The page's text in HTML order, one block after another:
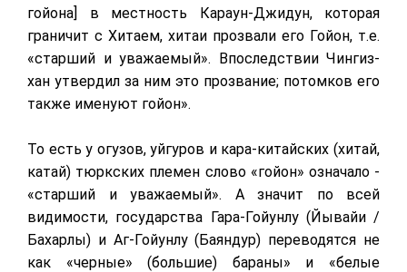
гойона] в местность Караун-Джидун, которая
граничит с Хитаем, хитаи прозвали его Гойон, т.е.
«старший и уважаемый». Впоследствии Чингиз-
хан утвердил за ним это прозвание; потомков его
также именуют гойон».
То есть у огузов, уйгуров и кара-китайских (хитай,
катай) тюркских племен слово «гойон» означало -
«старший и уважаемый». А значит по всей
видимости, государства Гара-Гойунлу (Йывайи /
Бахарлы) и Аг-Гойунлу (Баяндур) переводятся не
как «черные» (большие) бараны» и «белые